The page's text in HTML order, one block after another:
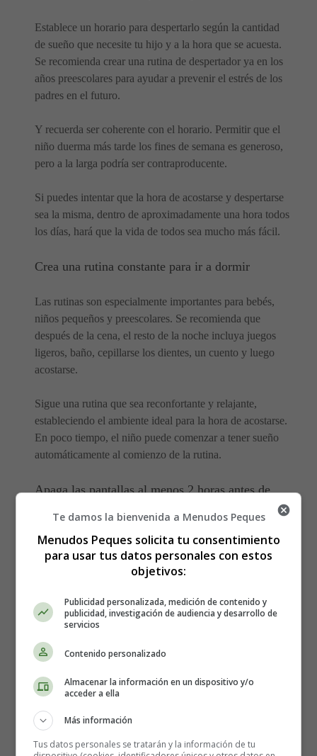
Establece un horario para despertarlo según la cantidad
de sueño que necesite tu hijo y a la hora que se acuesta.
Se recomienda crear una rutina de despertador ya en los
años preescolares para ayudar a prevenir el estrés de los
padres en el futuro.
Y recuerda ser coherente con el horario. Permitir que el
niño duerma más tarde los fines de semana es generoso,
pero a la larga podría ser contraproducente.
Si puedes intentar que la hora de acostarse y despertarse
sea la misma, dentro de aproximadamente una hora todos
los días, hará que la vida de todos sea mucho más fácil.
Crea una rutina constante para ir a dormir
Las rutinas son especialmente importantes para bebés,
niños pequeños y preescolares. Se recomienda que
después de la cena, el resto de la noche incluya juegos
ligeros, baño, cepillarse los dientes, un cuento y luego
acostarse.
Sigue una rutina que sea reconfortante y relajante,
estableciendo el ambiente ideal para la hora de acostarse.
En poco tiempo, el niño puede comenzar a tener sueño
automáticamente al comienzo de la rutina.
Apaga las pantallas al menos 2 horas antes de
La melatonina es una pieza importante de los ciclos de
sueño-vigilia. Cuando los niveles de melatonina están en
su punto más alto, la mayoría de las personas tienen
La luz azul de una pantalla de televisión, teléfono o
monitor de PC puede interferir con la producción de la
hormona melatonina.
Ver televisión, jugar videojuegos o desplazarse por
páginas web en un teléfono o pc justo antes de acostarse
mantendrá al niño despierto de 30 a 60 minutos
adicionales.
Te damos la bienvenida a Menudos Peques
Menudos Peques solicita tu consentimiento
para usar tus datos personales con estos
objetivos:
Publicidad personalizada, medición de contenido y
publicidad, investigación de audiencia y desarrollo de
servicios
Contenido personalizado
Almacenar la información en un dispositivo y/o
acceder a ella
Más información
Tus datos personales se tratarán y la información de tu